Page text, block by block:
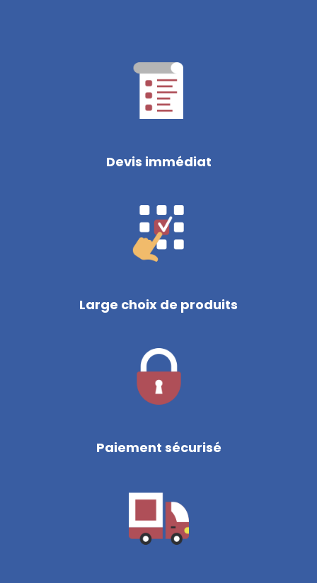
Devis immédiat
Large choix de produits
Paiement sécurisé